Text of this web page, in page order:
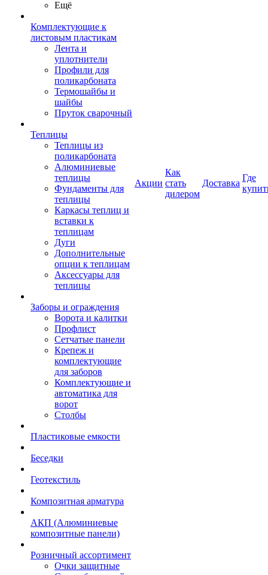
Ещё
Комплектующие к
листовым пластикам
Лента и
уплотнители
Профили для
поликарбоната
Термошайбы и
шайбы
Пруток сварочный
Теплицы
Теплицы из
поликарбоната
Алюминиевые
теплицы
Фундаменты для
теплицы
Каркасы теплиц и
вставки к
теплицам
Дуги
Дополнительные
опции к теплицам
Аксессуары для
теплицы
Заборы и ограждения
Ворота и калитки
Профлист
Сетчатые панели
Крепеж и
комплектующие
для заборов
Комплектующие и
автоматика для
ворот
Столбы
Пластиковые емкости
Беседки
Геотекстиль
Композитная арматура
АКП (Алюминиевые
композитные панели)
Розничный ассортимент
Очки защитные
Акции
Как
стать
дилером
Доставка
Где